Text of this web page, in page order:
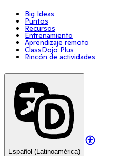
Big Ideas
Puntos
Recursos
Entrenamiento
Aprendizaje remoto
ClassDojo Plus
Rincón de actividades
Español (Latinoamérica)